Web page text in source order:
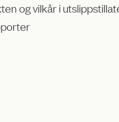
og vilkår i